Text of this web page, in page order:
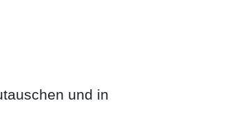
und in